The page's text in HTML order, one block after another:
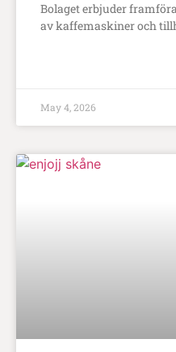
Bolaget erbjuder
av kaffemaskiner och
May 4, 2026